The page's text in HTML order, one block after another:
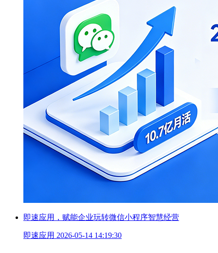
即速应用，赋能企业玩转微信小程序智慧经营
即速应用 2026-05-14 14:19:30